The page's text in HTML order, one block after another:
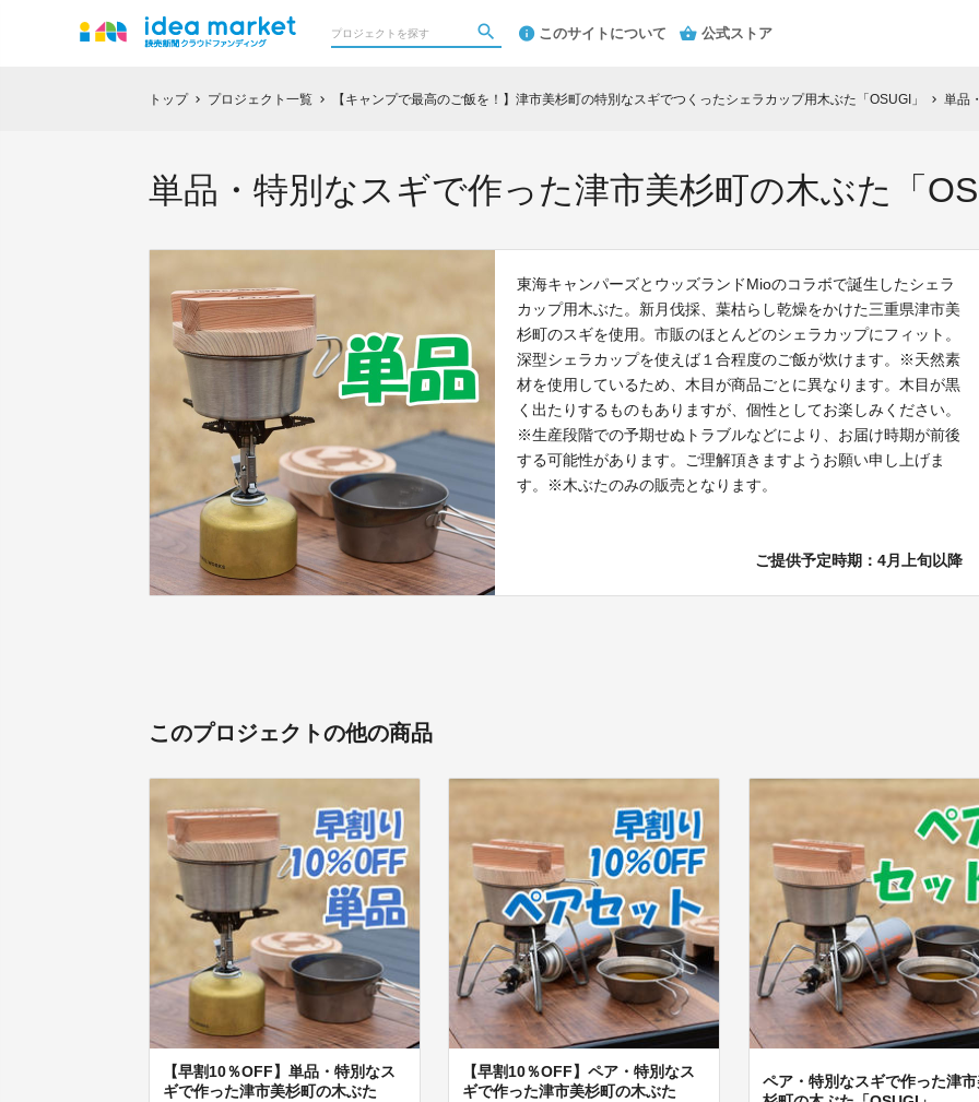
このサイトについて 公式ストア
トップ chevron_right プロジェクト一覧 chevron_right 【キャンプで最高のご飯を！】津市美杉町の特別なスギでつくったシェラカップ用木ぶた「OSUGI」 chevron_right 単品
単品・特別なスギで作った津市美杉町の木ぶた「
東海キャンパーズとウッズランドMioのコラボで誕生したシェラ
カップ用木ぶた。新月伐採、葉枯らし乾燥をかけた三重県津市美
杉町のスギを使用。市販のほとんどのシェラカップにフィット。
深型シェラカップを使えば１合程度のご飯が炊けます。※天然素
材を使用しているため、木目が商品ごとに異なります。木目が黒
く出たりするものもありますが、個性としてお楽しみください。
※生産段階での予期せぬトラブルなどにより、お届け時期が前後
する可能性があります。ご理解頂きますようお願い申し上げま
す。※木ぶたのみの販売となります。
ご提供予定時期：4月上旬以降
このプロジェクトの他の商品
【早割10％OFF】単品・特別なス
ギで作った津市美杉町の木ぶた
【早割10％OFF】ペア・特別なス
ギで作った津市美杉町の木ぶた
ペア・特別なスギで作った津